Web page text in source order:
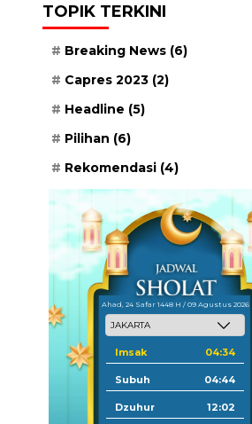
TOPIK TERKINI
Breaking News (6)
Capres 2023 (2)
Headline (5)
Pilihan (6)
Rekomendasi (4)
Ahad, 24 Safar 1448 H / 09 Agustus 2026
Imsak 04:34
Subuh 04:44
Dzuhur 12:02